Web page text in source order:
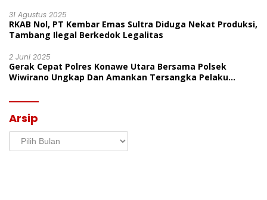
31 Agustus 2025
RKAB Nol, PT Kembar Emas Sultra Diduga Nekat Produksi,
Tambang Ilegal Berkedok Legalitas
2 Juni 2025
Gerak Cepat Polres Konawe Utara Bersama Polsek
Wiwirano Ungkap Dan Amankan Tersangka Pelaku
Arsip
Arsip